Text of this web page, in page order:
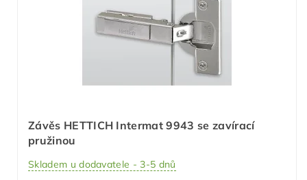
Závěs HETTICH Intermat 9943 se zavírací
pružinou
Skladem u dodavatele - 3-5 dnů